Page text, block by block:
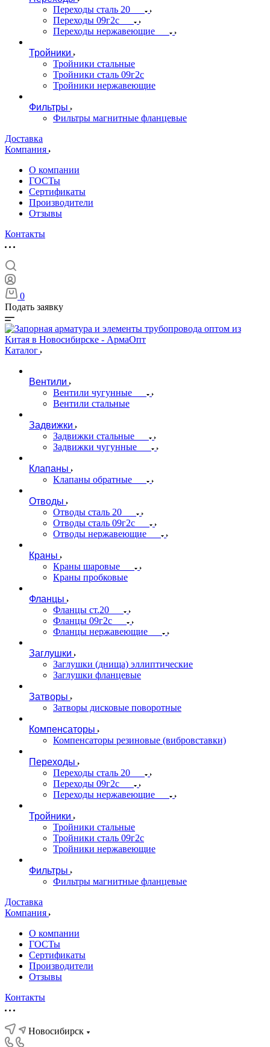
Переходы сталь 20
Переходы 09г2с
Переходы нержавеющие
Тройники
Тройники стальные
Тройники сталь 09г2с
Тройники нержавеющие
Фильтры
Фильтры магнитные фланцевые
Доставка
Компания
О компании
ГОСТы
Сертификаты
Производители
Отзывы
Контакты
0
Подать заявку
Каталог
Вентили
Вентили чугунные
Вентили стальные
Задвижки
Задвижки стальные
Задвижки чугунные
Клапаны
Клапаны обратные
Отводы
Отводы сталь 20
Отводы сталь 09г2с
Отводы нержавеющие
Краны
Краны шаровые
Краны пробковые
Фланцы
Фланцы ст.20
Фланцы 09г2с
Фланцы нержавеющие
Заглушки
Заглушки (днища) эллиптические
Заглушки фланцевые
Затворы
Затворы дисковые поворотные
Компенсаторы
Компенсаторы резиновые (вибровставки)
Переходы
Переходы сталь 20
Переходы 09г2с
Переходы нержавеющие
Тройники
Тройники стальные
Тройники сталь 09г2с
Тройники нержавеющие
Фильтры
Фильтры магнитные фланцевые
Доставка
Компания
О компании
ГОСТы
Сертификаты
Производители
Отзывы
Контакты
Новосибирск